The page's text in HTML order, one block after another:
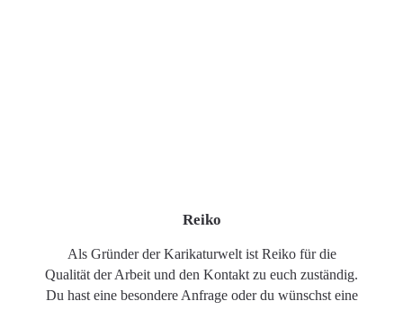
Reiko
Als Gründer der Karikaturwelt ist Reiko für die
Qualität der Arbeit und den Kontakt zu euch zuständig.
Du hast eine besondere Anfrage oder du wünschst eine